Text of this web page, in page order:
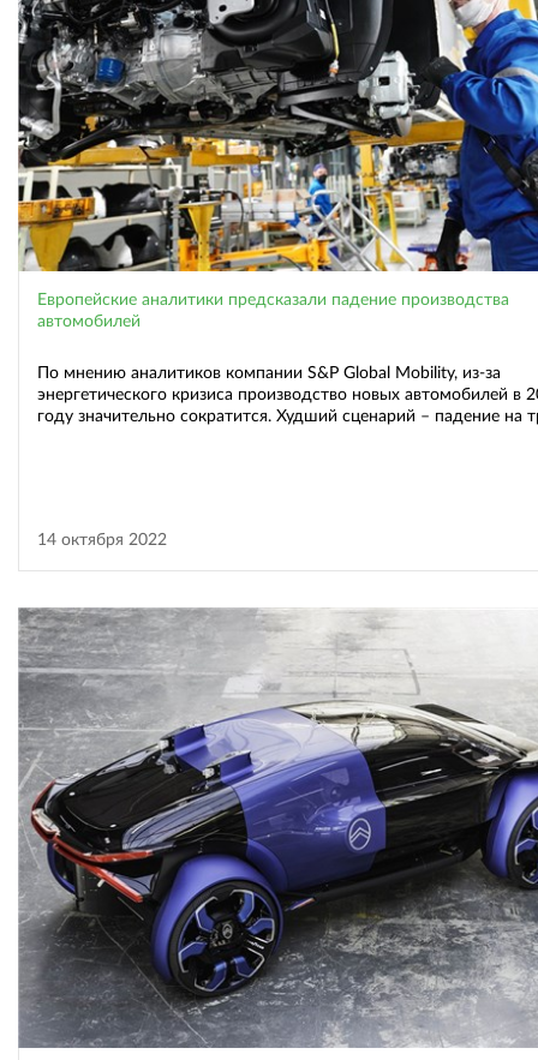
Европейские аналитики предсказали падение производства
автомобилей
По мнению аналитиков компании S&P Global Mobility, из-за
энергетического кризиса производство новых автомобилей в
году значительно сократится. Худший сценарий – падение на
14 октября 2022